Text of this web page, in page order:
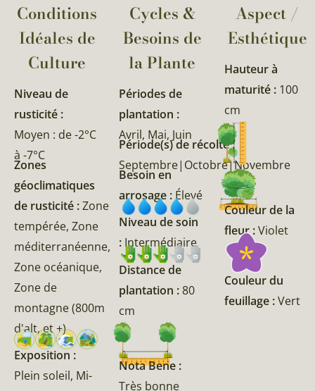
Conditions
Idéales de
Culture
Niveau de
rusticité :
Moyen : de -2°C
à -7°C
Zones
géoclimatiques
de rusticité :Zone
tempérée, Zone
méditerranéenne,
Zone océanique,
Zone de
montagne (800m
d'alt, et +)
Exposition :
Plein soleil, Mi-
Cycles &
Besoins de
la Plante​
Périodes de
plantation :
Avril, Mai, Juin
Période(s) de récolte :
Septembre|Octobre|Novembre
Besoin en
arrosage :Élevé
Niveau de soin
: Intermédiaire
Distance de
plantation :80
cm
Nota Bene :
Très bonne
Aspect /
Esthétique
Hauteur à
maturité : 100
cm
Couleur de la
fleur :Violet
Couleur du
feuillage :Vert